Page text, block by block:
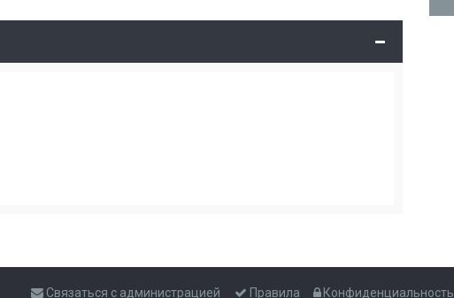
Конфиденциальность
Правила
Связаться с администрацией